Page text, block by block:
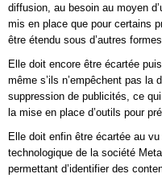
diffusion, au besoin au moyen
mis en place que pour certains
être étendu sous d’autres
Elle doit encore être écartée
même s’ils n’empêchent pas
suppression de publicités, ce
la mise en place d’outils pour
Elle doit enfin être écartée au
technologique de la société
permettant d’identifier des